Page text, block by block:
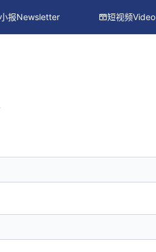
小报Newsletter 短视频Video